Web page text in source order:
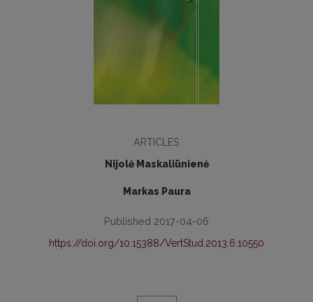
ARTICLES
Nijolė Maskaliūnienė
Markas Paura
Published 2017-04-06
https://doi.org/10.15388/VertStud.2013.6.10550